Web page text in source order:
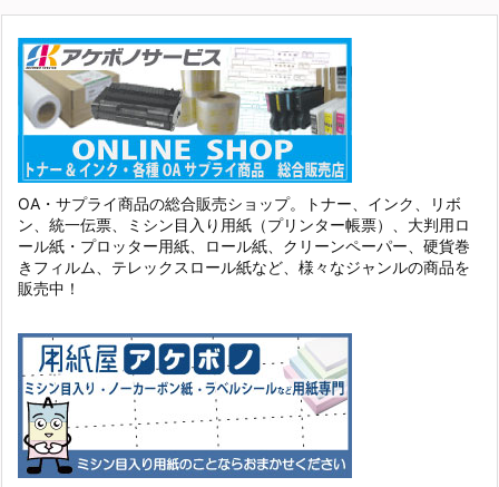
OA・サプライ商品の総合販売ショップ。トナー、インク、リボ
ン、統一伝票、ミシン目入り用紙（プリンター帳票）、大判用ロ
ール紙・プロッター用紙、ロール紙、クリーンペーパー、硬貨巻
きフィルム、テレックスロール紙など、様々なジャンルの商品を
販売中！